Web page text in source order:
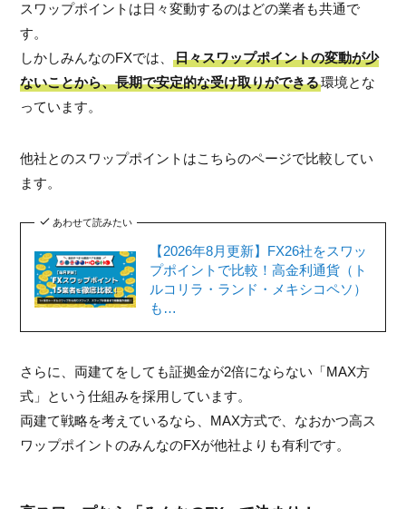
スワップポイントは日々変動するのはどの業者も共通で
す。
しかしみんなのFXでは、日々スワップポイントの変動が少
ないことから、長期で安定的な受け取りができる環境とな
っています。
他社とのスワップポイントはこちらのページで比較してい
ます。
あわせて読みたい
【2026年8月更新】FX26社をスワッ
プポイントで比較！高金利通貨（ト
ルコリラ・ランド・メキシコペソ）
も…
さらに、両建てをしても証拠金が2倍にならない「MAX方
式」という仕組みを採用しています。
両建て戦略を考えているなら、MAX方式で、なおかつ高ス
ワップポイントのみんなのFXが他社よりも有利です。